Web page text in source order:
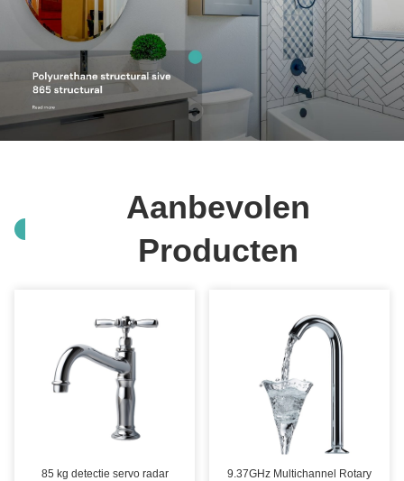
Aanbevolen
Producten
85 kg detectie servo radar
9.37GHz Multichannel Rotary